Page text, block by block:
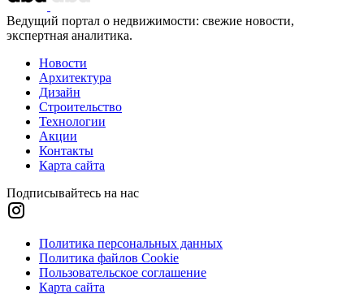
Ведущий портал о недвижимости: свежие новости,
экспертная аналитика.
Новости
Архитектура
Дизайн
Строительство
Технологии
Акции
Контакты
Карта сайта
Подписывайтесь на нас
Политика персональных данных
Политика файлов Cookie
Пользовательское соглашение
Карта сайта